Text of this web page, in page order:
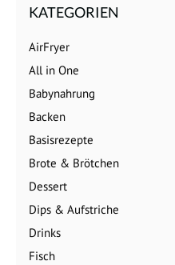
KATEGORIEN
AirFryer
All in One
Babynahrung
Backen
Basisrezepte
Brote & Brötchen
Dessert
Dips & Aufstriche
Drinks
Fisch